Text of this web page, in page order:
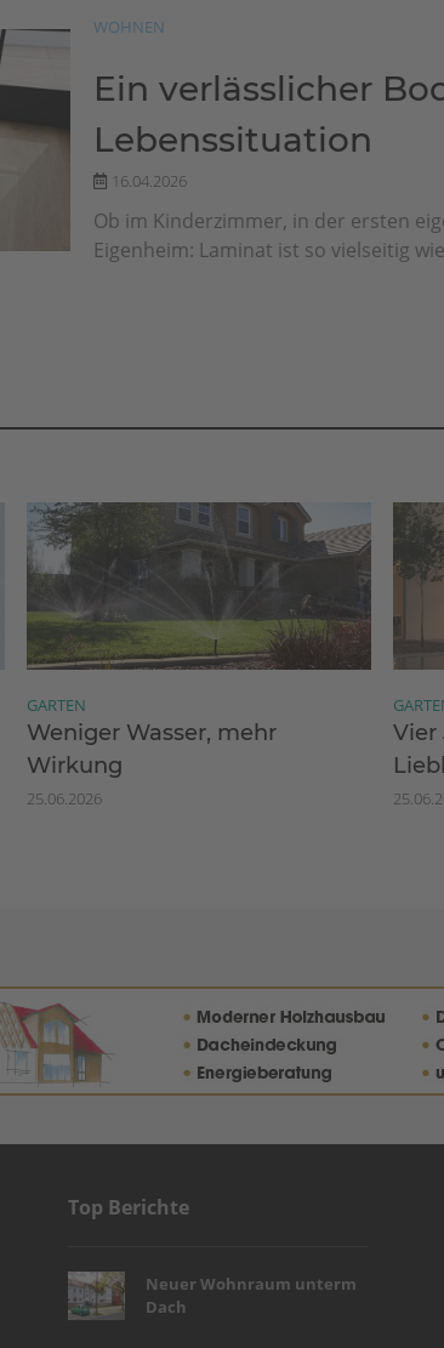
WOHNEN
Ein verlässlicher
Lebenssituation
16.04.2026
Ob im Kinderzimmer, in der ersten
Eigenheim: Laminat ist so vielseitig
GARTEN
Weniger Wasser, mehr
Wirkung
25.06.2026
Vier
Top Berichte
Neuer Wohnraum unterm
Dach